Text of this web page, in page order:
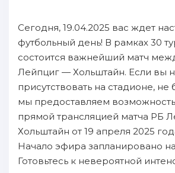
Сегодня, 19.04.2025 вас ждет
футбольный день! В рамках 30
состоится важнейший матч
Лейпциг — Хольштайн. Если вы
присутствовать на стадионе, не
мы предоставляем возможность
прямой трансляцией матча РБ
Хольштайн от 19 апреля 2025
Начало эфира запланировано
Готовьтесь к невероятной